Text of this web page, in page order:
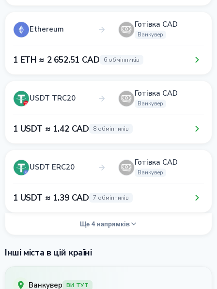
Ethereum Готівка CAD
Ванкувер
1 ETH ≈ 2 652.51 CAD 6 обмінників
USDT TRC20 Готівка CAD
Ванкувер
1 USDT ≈ 1.42 CAD 8 обмінників
USDT ERC20 Готівка CAD
Ванкувер
1 USDT ≈ 1.39 CAD 7 обмінників
Ще 4 напрямків
Інші міста в цій країні
Ванкувер ВИ ТУТ